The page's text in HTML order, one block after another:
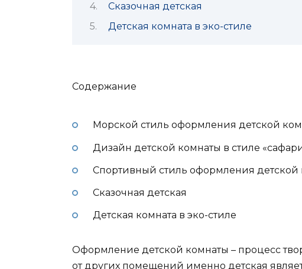
Сказочная детская
Детская комната в эко-стиле
Содержание
Морской стиль оформления детской
Дизайн детской комнаты в стиле
Спортивный стиль оформления детской
Сказочная детская
Детская комната в эко-стиле
Оформление детской комнаты – процесс
от других помещений именно детская